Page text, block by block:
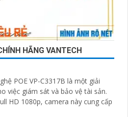
HÃNG VANTECH
POE VP-C3317B là một giải
việc giám sát và bảo vệ tài sản.
HD 1080p, camera này cung cấp